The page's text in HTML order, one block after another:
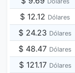
$ 12.12 Dólares
$ 24.23 Dólares
$ 48.47 Dólares
$ 121.17 Dólares